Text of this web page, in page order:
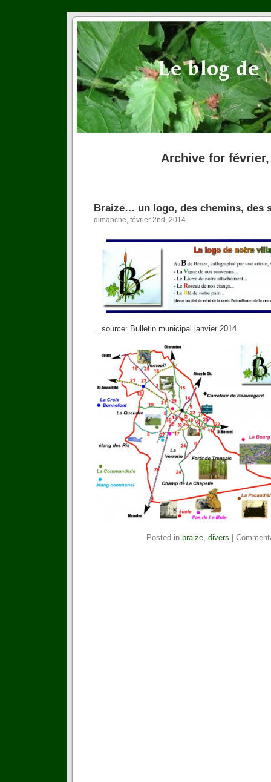
Archive for février,
Braize… un logo, des chemins, des
dimanche, février 2nd, 2014
…source: Bulletin municipal janvier 2014
Posted in braize, divers